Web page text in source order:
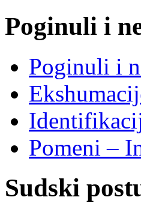
Poginuli i
Poginuli i
Pomeni –
Sudski